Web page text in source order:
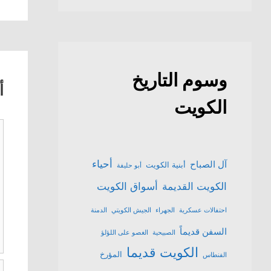
وسوم التاريخ
الكويت
آل الصباح أبنية الكويت أبو حليفة
أحياء
الكويت القديمة أسواق الكويت
احتفالات عسكرية الجهراء الجيش الكويتي الدمنة
السفن قديماً الصبيحية الغصو على اللؤلؤ
الفنطاس الكويت قديما المؤرخ